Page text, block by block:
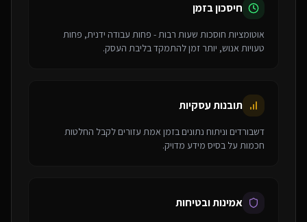
חיסכון בזמן
אוטומציות חוסכות שעות רבות - פחות עבודה ידנית, פחות
טעויות אנוש, יותר זמן להתמקד בליבת העסק.
תובנות עסקיות
דשבורדים וניתוח נתונים בזמן אמת עזורים לקבל החלטות
חכמות על בסיס מידע מדויק.
אמינות ובטיחות